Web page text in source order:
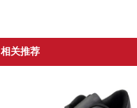
相关推荐